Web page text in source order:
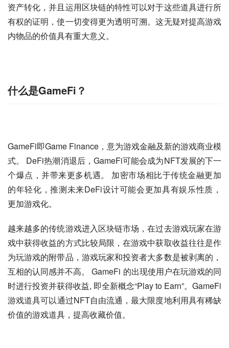
资产转化，并且运用区块链的特性可以对于这些道具进行所
有权的证明，使一切变得更为透明可溯。这无疑对提高游戏
内物品的价值具有重大意义。
什么是GameFi？
GameFi即Game Finance，意为游戏金融及新的游戏商业模
式。 DeFi热潮消退后，GameFi可能会成为NFT发展的下一
个爆点，并带来更多机遇。 加密市场相比于传统金融更加
的年轻化，推测未来DeFi设计可能会更加具有娱乐性质，
更加游戏化。
越来越多的传统游戏进入区块链市场，在过去游戏玩家在游
戏中获得收益的方式比较局限，在游戏中获取收益往往是作
为玩游戏的附带品，游戏玩家和投资者大多数是被剥离的，
互相的认同感并不高。 GameFi 的出现使用户在玩游戏的同
时进行投资并获得收益, 即全新概念“Play to Earn”。GameFi
游戏道具可以通过NFT自由流通，最大限度地利用具有稀缺
价值的游戏道具，提高收藏价值。